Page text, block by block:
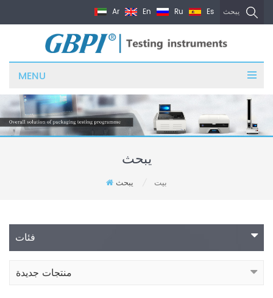
يبحث Ar En Ru Es
MENU
يبحث
بيت يبحث
فئات
منتجات جديدة